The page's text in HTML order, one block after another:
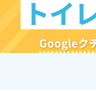
トイ
Googleク